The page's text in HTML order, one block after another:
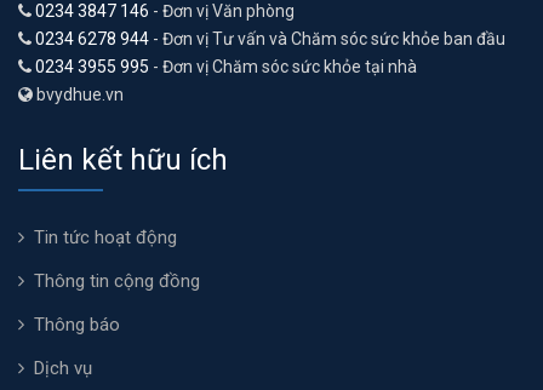
0234 3847 146 - Đơn vị Văn phòng
0234 6278 944 - Đơn vị Tư vấn và Chăm sóc sức khỏe ban đầu
0234 3955 995 - Đơn vị Chăm sóc sức khỏe tại nhà
bvydhue.vn
Liên kết hữu ích
Tin tức hoạt động
Thông tin cộng đồng
Thông báo
Dịch vụ